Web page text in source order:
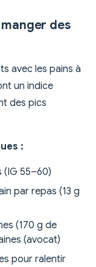
des
avec les pains à
un indice
des pics
:
(IG 55–60)
par repas (13 g
(170 g de
(avocat)
pour ralentir